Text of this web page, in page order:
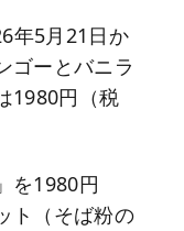
年5月21日か
ゴーとバニラ
1980円（税
を1980円
ト（そば粉の